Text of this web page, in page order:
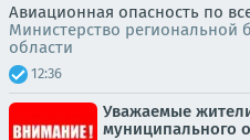
Авиационная опасность по
Министерство региональной
области
12:36
Уважаемые
муниципального